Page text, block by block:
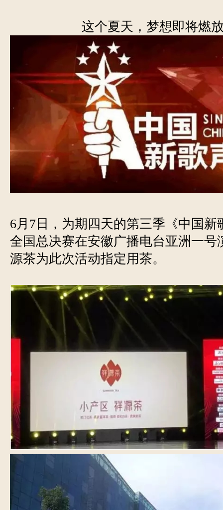
这个夏天，梦想即将燃
6月7日，为期四天的第三季《中国新
全国总决赛在安徽广播电台亚洲一号
源茶为此次活动指定用茶。